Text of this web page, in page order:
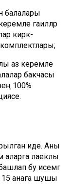
балалары
гаиләләр
кирәк-
аз керемле
бакчасы
100%
иде. Аны
аларга лаеклы
башлап бу исемгә
15 анага шушы